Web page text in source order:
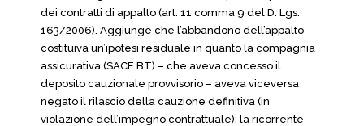
dei contratti di appalto (art. 11 comma 9 del D. Lgs.
163/2006). Aggiunge che l’abbandono dell’appalto
costituiva un’ipotesi residuale in quanto la compagnia
assicurativa (SACE BT) – che aveva concesso il
deposito cauzionale provvisorio – aveva viceversa
negato il rilascio della cauzione definitiva (in
violazione dell’impegno contrattuale): la ricorrente